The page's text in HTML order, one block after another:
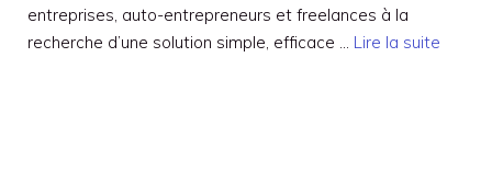
entreprises, auto-entrepreneurs et freelances à la
recherche d’une solution simple, efficace … Lire la suite